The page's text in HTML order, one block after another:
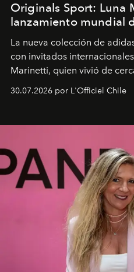
Originals Sport: Luna
lanzamiento mundial
La nueva colección de
con invitados
Marinetti, quien vivió de
fusiona moda y rendimiento.
30.07.2026 por L'Officiel Chile